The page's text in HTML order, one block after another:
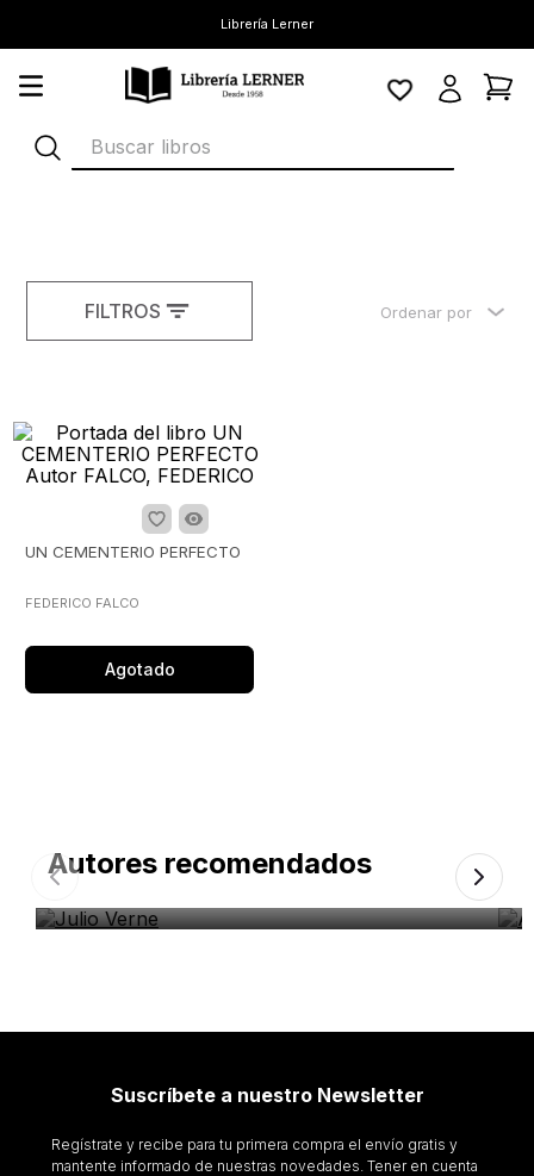
Librería Lerner
Buscar libros
FILTROS Ordenar por
UN CEMENTERIO PERFECTO
FEDERICO FALCO
Agotado
Autores recomendados
Suscríbete a nuestro Newsletter
Regístrate y recibe para tu primera compra el envío gratis y
mantente informado de nuestras novedades. Tener en cuenta